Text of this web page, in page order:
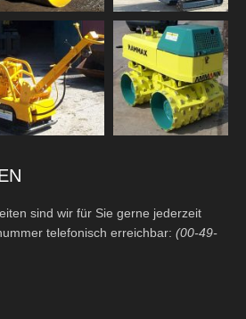
sind wir für Sie gerne jederzeit
telefonisch erreichbar: (00-49-